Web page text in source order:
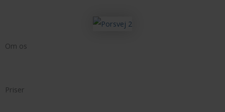
Om os
Priser